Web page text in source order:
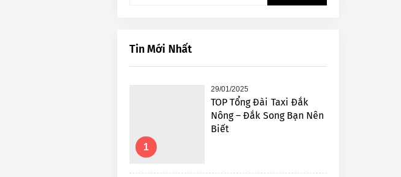
Tin Mới Nhất
1
29/01/2025
TOP Tổng Đài Taxi Đắk
Nông – Đắk Song Bạn Nên
Biết